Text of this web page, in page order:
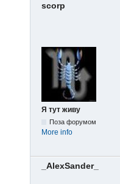
scorp
Я тут живу
Поза форумом
More info
_AlexSander_